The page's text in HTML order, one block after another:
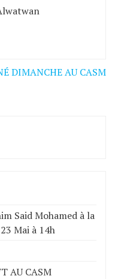
DIMANCHE AU CASM
Said Mohamed à la
Mai à 14h
AU CASM